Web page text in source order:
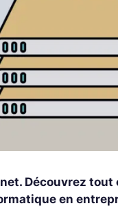
Découvrez tout
en